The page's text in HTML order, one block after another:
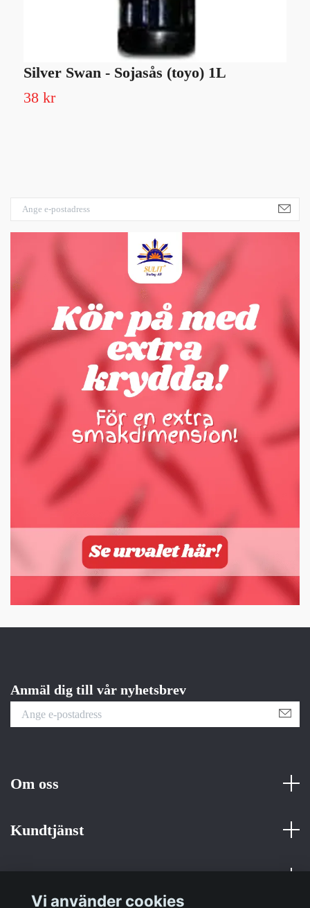
Silver Swan - Sojasås (toyo) 1L
38 kr
Anmäl dig till vår nyhetsbrev
Om oss
Kundtjänst
Vi använder cookies